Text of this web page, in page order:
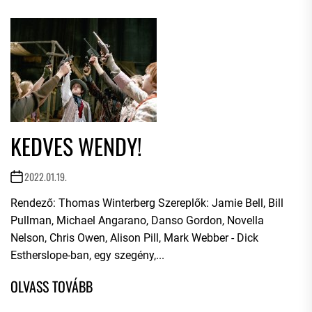
KEDVES WENDY!
2022.01.19.
Rendező: Thomas Winterberg Szereplők: Jamie Bell, Bill
Pullman, Michael Angarano, Danso Gordon, Novella
Nelson, Chris Owen, Alison Pill, Mark Webber - Dick
Estherslope-ban, egy szegény,...